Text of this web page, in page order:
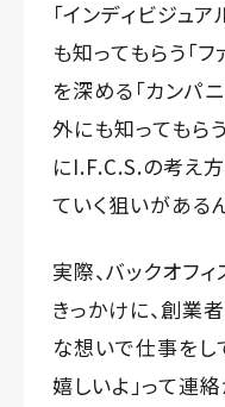
「インディビジュ
も知ってもらう「
を深める「カンパ
外にも知ってもらう
にI.F.C.S.の考え
ていく狙いがある
実際、バックオフ
きっかけに、創業
な想いで仕事をし
嬉しいよ」って連